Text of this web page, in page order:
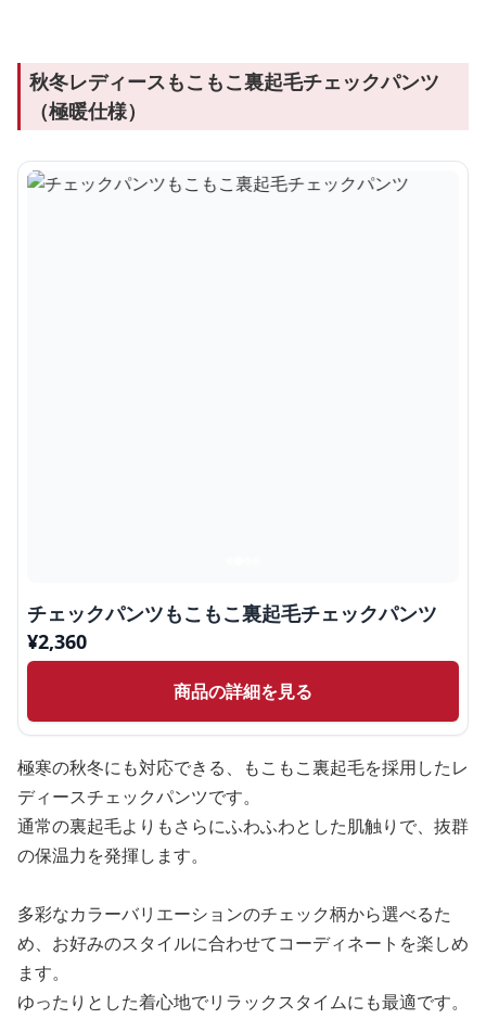
秋冬レディースもこもこ裏起毛チェックパンツ
（極暖仕様）
チェックパンツもこもこ裏起毛チェックパンツ
¥2,360
商品の詳細を見る
極寒の秋冬にも対応できる、もこもこ裏起毛を採用したレ
ディースチェックパンツです。
通常の裏起毛よりもさらにふわふわとした肌触りで、抜群
の保温力を発揮します。
多彩なカラーバリエーションのチェック柄から選べるた
め、お好みのスタイルに合わせてコーディネートを楽しめ
ます。
ゆったりとした着心地でリラックスタイムにも最適です。